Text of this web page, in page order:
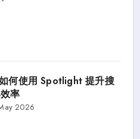
何使用 Spotlight 提升搜
率
2026